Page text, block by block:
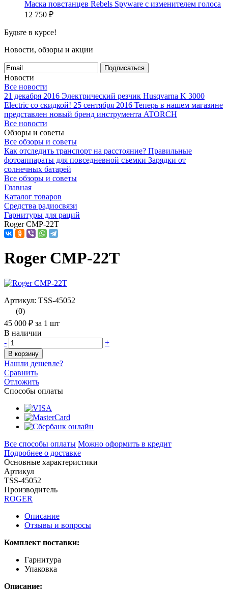
Маска повстанцев Rebels Spyware с изменителем голоса
12 750 ₽
Будьте в курсе!
Новости, обзоры и акции
Подписаться
Новости
Все новости
21 декабря 2016 Электрический резчик Husqvarna K 3000
Electric со скидкой! 25 сентября 2016 Теперь в нашем магазине
представлен новый бренд инструмента ATORCH
Все новости
Обзоры и советы
Все обзоры и советы
Как отследить транспорт на расстояние? Правильные
фотоаппараты для повседневной съемки Зарядки от
солнечных батарей
Все обзоры и советы
Главная
Каталог товаров
Средства радиосвязи
Гарнитуры для раций
Roger CMP-22T
Roger CMP-22T
Артикул: TSS-45052
(0)
45 000 ₽ за 1 шт
В наличии
-
+
В корзину
Нашли дешевле?
Сравнить
Отложить
Способы оплаты
Все способы оплаты Можно оформить в кредит
Подробнее о доставке
Основные характеристики
Артикул
TSS-45052
Производитель
ROGER
Описание
Отзывы и вопросы
Комплект поставки:
Гарнитура
Упаковка
Описание: